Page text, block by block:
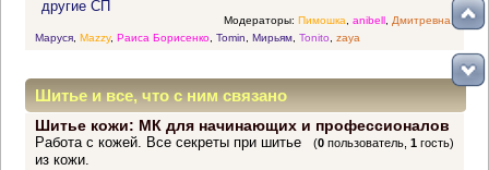
другие СП
Модераторы: Пимошка anibell, Дмитревна
Маруся, Mazzy, Раиса Борисенко, Tomin Мирьям, Tonito zaya
Шитье и все, что с ним связано
Шитье кожи: МК для начинающих и профессионалов
(0 пользователь,1 гость)
Работа с кожей. Все секреты при шитье
из кожи.